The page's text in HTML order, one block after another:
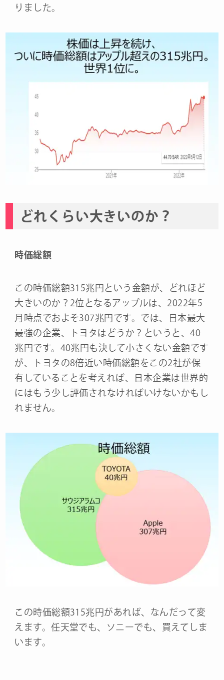
りました。
どれくらい大きいのか？
時価総額
この時価総額315兆円という金額が、どれほど
大きいのか？2位となるアップルは、2022年5
月時点でおよそ307兆円です。では、日本最大
最強の企業、トヨタはどうか？というと、40
兆円です。40兆円も決して小さくない金額です
が、トヨタの8倍近い時価総額をこの2社が保
有していることを考えれば、日本企業は世界的
にはもう少し評価されなければいけないかもし
れません。
この時価総額315兆円があれば、なんだって変
えます。任天堂でも、ソニーでも、買えてしま
います。